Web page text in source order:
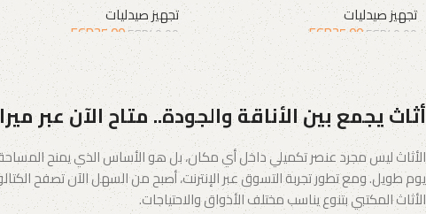
تجهيز صيدليات
EGP40.00
EGP25.00
إضافة إلى السلة
تجهيز صيدليات
EGP40.00
EGP25.00
إضافة إلى السلة
أثاث يجمع بين الأناقة والجودة.. متاح الآن عبر
الأثاث ليس مجرد عنصر تكميلي داخل أي مكان، بل هو الأساس الذي يمنح
يوم طويل. ومع تطور تجربة التسوق عبر الإنترنت، أصبح من السهل الآن تصفح
الأثاث المكتبي بتنوع يناسب مختلف الأذواق والاحتياجات.